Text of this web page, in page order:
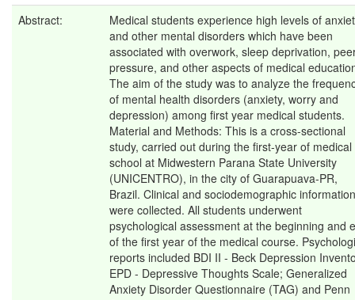
Abstract:
Medical students experience high levels of
and other mental disorders which have been
associated with overwork, sleep deprivation,
pressure, and other aspects of medical
The aim of the study was to analyze the
of mental health disorders (anxiety, worry and
depression) among first year medical students.
Material and Methods: This is a cross-sectional
study, carried out during the first-year of medical
school at Midwestern Parana State University
(UNICENTRO), in the city of Guarapuava-PR,
Brazil. Clinical and sociodemographic information
were collected. All students underwent
psychological assessment at the beginning and
of the first year of the medical course.
reports included BDI II - Beck Depression
EPD - Depressive Thoughts Scale; Generalized
Anxiety Disorder Questionnaire (TAG) and Penn